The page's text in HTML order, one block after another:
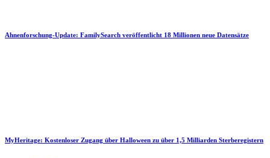
Ahnenforschung-Update: FamilySearch veröffentlicht 18 Millionen neue Datensätze
MyHeritage: Kostenloser Zugang über Halloween zu über 1,5 Milliarden Sterberegistern